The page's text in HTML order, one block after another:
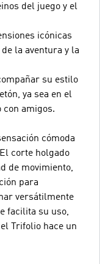
del juego y el
icónicas
la aventura y la
su estilo
ya sea en el
con amigos.
cómoda
corte holgado
de movimiento,
para
versátilmente
facilita su uso,
Trifolio hace un